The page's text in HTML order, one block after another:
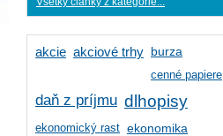
akcie akciové trhy burza
cenné papiere
daň z príjmu dlhopisy
ekonomický rast ekonomika